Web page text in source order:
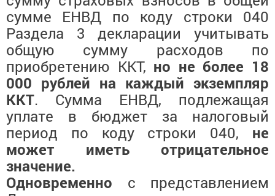
сумме ЕНВД по коду строки 040
Раздела 3 декларации учитывать
общую сумму расходов по
приобретению ККТ, но не более 18
000 рублей на каждый экземпляр
ККТ. Сумма ЕНВД, подлежащая
уплате в бюджет за налоговый
период по коду строки 040, не
может иметь отрицательное
значение.
Одновременно с представлением